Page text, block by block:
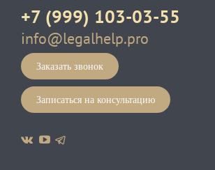
+7 (999) 103-03-55
info@legalhelp.pro
Заказать звонок
Записаться на консультацию